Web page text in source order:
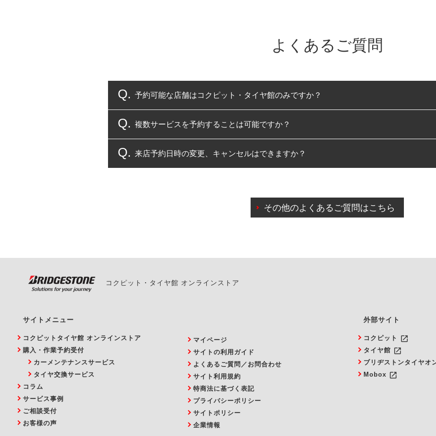
よくあるご質問
予約可能な店舗はコクピット・タイヤ館のみですか？
コクピット・タイヤ館のみとなります。
複数サービスを予約することは可能ですか？
複数サービスのご予約は可能です。
来店予約日時の変更、キャンセルはできますか？
また、やむを得ない事由によりご予約のキャンセルをご希望の際は、直接ご予約いた
その他のよくあるご質問はこちら
コクピット・タイヤ館 オンラインストア
サイトメニュー
コクピットタイヤ館 オンラインストア
購入・作業予約受付
カーメンテナンスサービス
タイヤ交換サービス
コラム
サービス事例
ご相談受付
お客様の声
マイページ
サイトの利用ガイド
よくあるご質問／お問合わせ
サイト利用規約
特商法に基づく表記
プライバシーポリシー
サイトポリシー
企業情報
外部サイト
コクピット launch
タイヤ館 launch
ブリヂストンタイヤオ
Mobox launch